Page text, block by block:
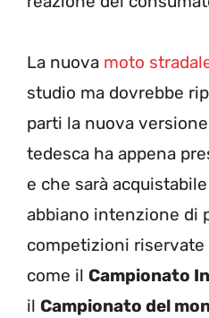
La nuova moto
studio ma dovrebbe
parti la nuova
tedesca ha appena
e che sarà
abbiano intenzione di
competizioni
come il Campionato
il Campionato del